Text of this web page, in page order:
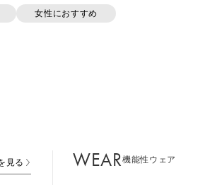
GEAR
女性におすすめ
見る WEAR機能性ウェア